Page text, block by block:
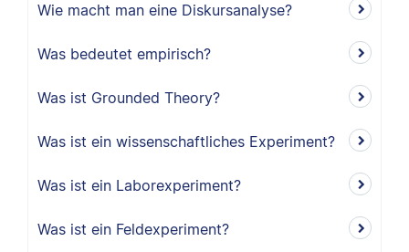
Wie macht man eine Diskursanalyse?
Was bedeutet empirisch?
Was ist Grounded Theory?
Was ist ein wissenschaftliches Experiment?
Was ist ein Laborexperiment?
Was ist ein Feldexperiment?